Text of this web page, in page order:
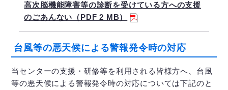
高次脳機能障害等の診断を受けている方への支援
のごあんない（PDF 2 MB）
台風等の悪天候による警報発令時の対応
当センターの支援・研修等を利用される皆様方へ、台風
等の悪天候による警報発令時の対応については下記のと